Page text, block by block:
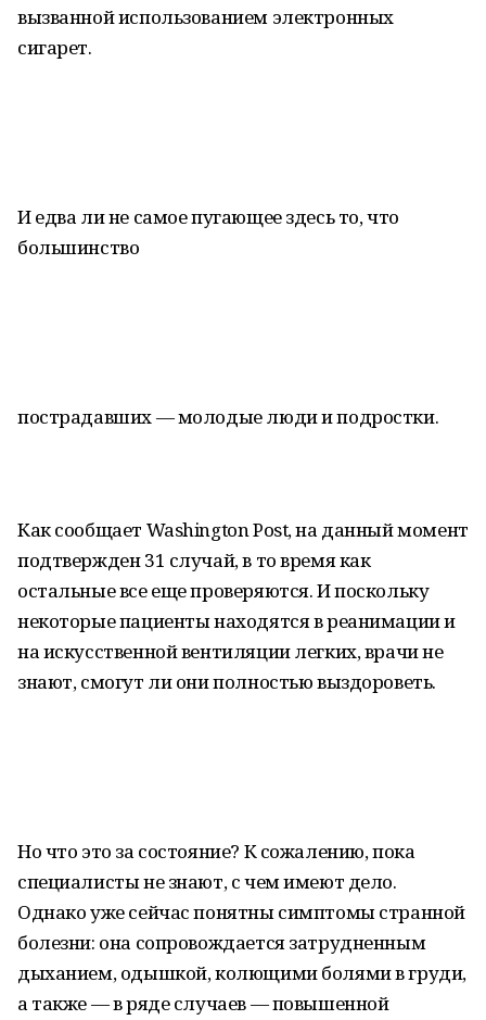
вызванной использованием электронных
сигарет.
И едва ли не самое пугающее здесь то, что
большинство
пострадавших — молодые люди и подростки.
Как сообщает Washington Post, на данный момент
подтвержден 31 случай, в то время как
остальные все еще проверяются. И поскольку
некоторые пациенты находятся в реанимации и
на искусственной вентиляции легких, врачи не
знают, смогут ли они полностью выздороветь.
Но что это за состояние? К сожалению, пока
специалисты не знают, с чем имеют дело.
Однако уже сейчас понятны симптомы странной
болезни: она сопровождается затрудненным
дыханием, одышкой, колющими болями в груди,
а также — в ряде случаев — повышенной